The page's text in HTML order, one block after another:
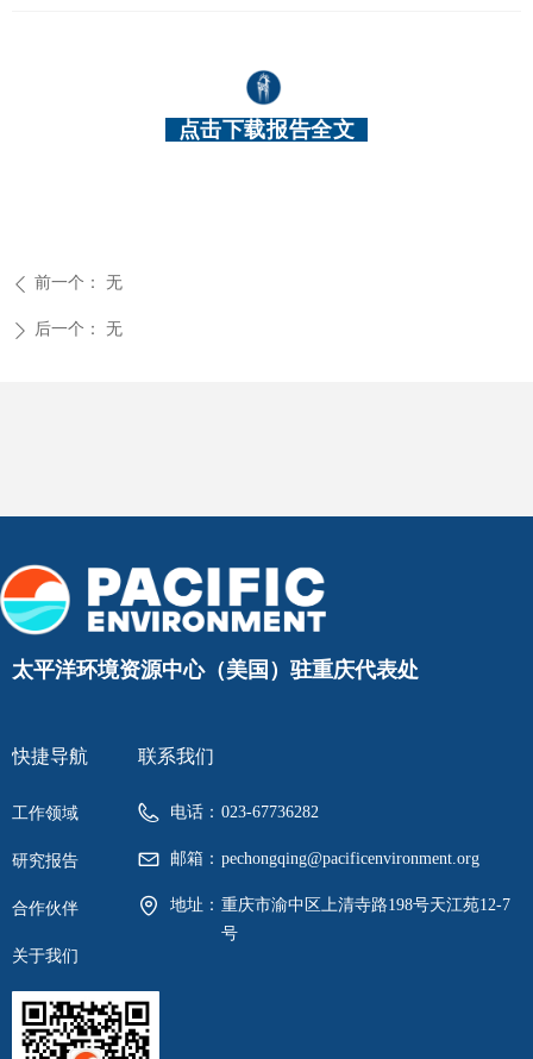
点击下载报告全文
ꄴ 前一个： 无
ꄲ 后一个： 无
快捷导航
工作领域
研究报告
合作伙伴
关于我们
联系我们
电话： 023-67736282
邮箱： pechongqing@pacificenvironment.org
地址： 重庆市渝中区上清寺路198号天江苑12-7
号
太平洋环境资源中心（美国）驻重庆代表处